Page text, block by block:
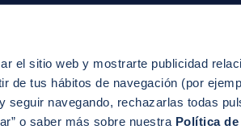
el sitio web y mostrarte publicidad
de tus hábitos de navegación (por
seguir navegando, rechazarlas todas
o saber más sobre nuestra Política